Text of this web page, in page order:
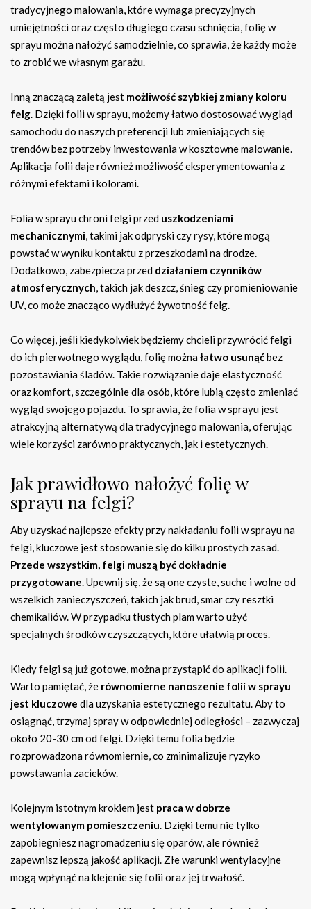
tradycyjnego malowania, które wymaga precyzyjnych
umiejętności oraz często długiego czasu schnięcia, folię w
sprayu można nałożyć samodzielnie, co sprawia, że każdy może
to zrobić we własnym garażu.
Inną znaczącą zaletą jest możliwość szybkiej zmiany koloru
felg. Dzięki folii w sprayu, możemy łatwo dostosować wygląd
samochodu do naszych preferencji lub zmieniających się
trendów bez potrzeby inwestowania w kosztowne malowanie.
Aplikacja folii daje również możliwość eksperymentowania z
różnymi efektami i kolorami.
Folia w sprayu chroni felgi przed uszkodzeniami
mechanicznymi, takimi jak odpryski czy rysy, które mogą
powstać w wyniku kontaktu z przeszkodami na drodze.
Dodatkowo, zabezpiecza przed działaniem czynników
atmosferycznych, takich jak deszcz, śnieg czy promieniowanie
UV, co może znacząco wydłużyć żywotność felg.
Co więcej, jeśli kiedykolwiek będziemy chcieli przywrócić felgi
do ich pierwotnego wyglądu, folię możnałatwo usunąćbez
pozostawiania śladów. Takie rozwiązanie daje elastyczność
oraz komfort, szczególnie dla osób, które lubią często zmieniać
wygląd swojego pojazdu. To sprawia, że folia w sprayu jest
atrakcyjną alternatywą dla tradycyjnego malowania, oferując
wiele korzyści zarówno praktycznych, jak i estetycznych.
Jak prawidłowo nałożyć folię w
sprayu na felgi?
Aby uzyskać najlepsze efekty przy nakładaniu folii w sprayu na
felgi, kluczowe jest stosowanie się do kilku prostych zasad.
Przede wszystkim, felgi muszą być dokładnie
przygotowane. Upewnij się, że są one czyste, suche i wolne od
wszelkich zanieczyszczeń, takich jak brud, smar czy resztki
chemikaliów. W przypadku tłustych plam warto użyć
specjalnych środków czyszczących, które ułatwią proces.
Kiedy felgi są już gotowe, można przystąpić do aplikacji folii.
Warto pamiętać, że równomierne nanoszenie folii w sprayu
jest kluczowe dla uzyskania estetycznego rezultatu. Aby to
osiągnąć, trzymaj spray w odpowiedniej odległości – zazwyczaj
około 20-30 cm od felgi. Dzięki temu folia będzie
rozprowadzona równomiernie, co zminimalizuje ryzyko
powstawania zacieków.
Kolejnym istotnym krokiem jest praca w dobrze
wentylowanym pomieszczeniu. Dzięki temu nie tylko
zapobiegniesz nagromadzeniu się oparów, ale również
zapewnisz lepszą jakość aplikacji. Złe warunki wentylacyjne
mogą wpłynąć na klejenie się folii oraz jej trwałość.